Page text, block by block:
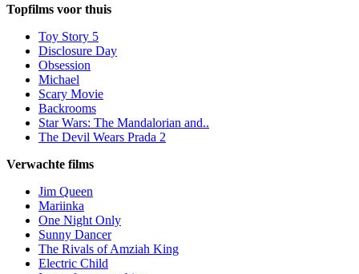
Topfilms voor thuis
Toy Story 5
Disclosure Day
Obsession
Michael
Scary Movie
Backrooms
Star Wars: The Mandalorian and..
The Devil Wears Prada 2
Verwachte films
Jim Queen
Mariinka
One Night Only
Sunny Dancer
The Rivals of Amziah King
Electric Child